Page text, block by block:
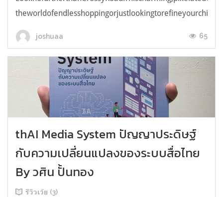
joshuaa 65
thAI Media System ปัญญาประดิษฐ์
กับความเปลี่ยนแปลงของระบบสื่อไทย
By วศิน ปั้นทอง
รีวิวเว้ย (3)